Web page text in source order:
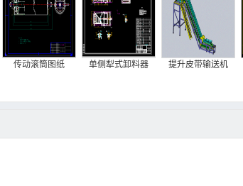
传动滚筒图纸 单侧犁式卸料器 提升皮带输送机